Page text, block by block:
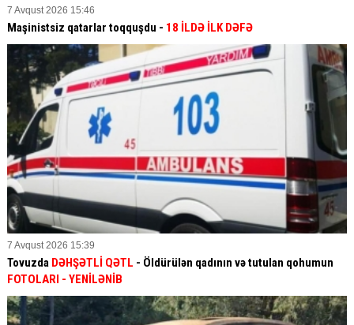
7 Avqust 2026 15:46
Maşinistsiz qatarlar toqquşdu - 18 İLDƏ İLK DƏFƏ
7 Avqust 2026 15:39
Tovuzda DƏHŞƏTLİ QƏTL - Öldürülən qadının və tutulan qohumun
FOTOLARI - YENİLƏNİB